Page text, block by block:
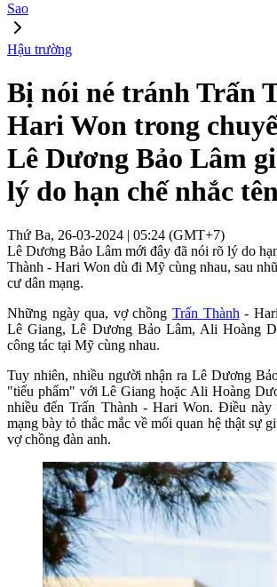
Sao
Hậu trường
Bị nói né tránh Trấn
Hari Won trong
Lê Dương Bảo Lâm
lý do hạn chế nhắc
Thứ Ba, 26-03-2024 | 05:24 (GMT+7)
Lê Dương Bảo Lâm mới đây đã nói rõ lý do
Thành - Hari Won dù đi Mỹ cùng nhau, sau
cư dân mạng.
Những ngày qua, vợ chồng Trấn Thành -
Lê Giang, Lê Dương Bảo Lâm, Ali Hoàng
công tác tại Mỹ cùng nhau.
Tuy nhiên, nhiều người nhận ra Lê Dương
"tiểu phẩm" với Lê Giang hoặc Ali Hoàng
nhiều đến Trấn Thành - Hari Won. Điều này
mạng bày tỏ thắc mắc về mối quan hệ thật sự
vợ chồng đàn anh.